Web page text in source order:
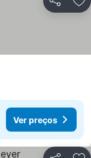
Partilhar
Ver preços